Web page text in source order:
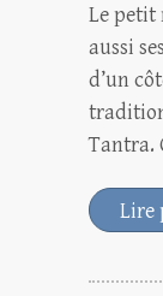
Le petit
aussi
d’un
Tantra.
Lire